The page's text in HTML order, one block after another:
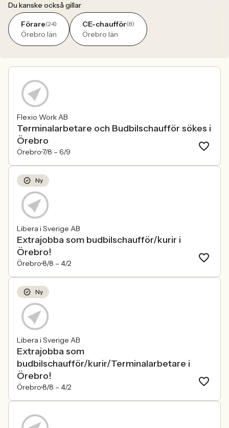
Du kanske också gillar
Förare(24)
Örebro län
CE-chaufför(8)
Örebro län
Flexio Work AB
Terminalarbetare och Budbilschaufför sökes i
Örebro
Örebro7/8 – 6/9
Ny
Libera i Sverige AB
Extrajobba som budbilschaufför/kurir i
Örebro!
Örebro8/8 – 4/2
Ny
Libera i Sverige AB
Extrajobba som
budbilschaufför/kurir/Terminalarbetare i
Örebro!
Örebro8/8 – 4/2